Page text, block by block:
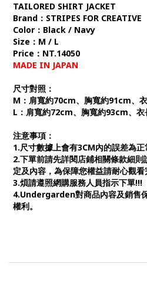
TAILORED SHIRT JACKET
Brand：STRIPES FOR CREATIVE
Color：Black / Navy
Size：M / L
Price：NT.14050
MADE IN JAPAN
尺寸對照：
M：肩寬約70cm、胸寬約91cm、
L：肩寬約72cm、胸寬約93cm、
注意事項：
1.尺寸數據上會有3CM內的誤差為正
2.下單前請先詳閱店鋪相關條款細
定及內容，為保障您權益請耐心觀看
3.煩請遵照網購服務人員指示下單!!!
4.Undergarden對商品內容及銷售
權利。